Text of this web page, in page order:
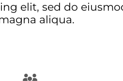
elit, sed do
aliqua.